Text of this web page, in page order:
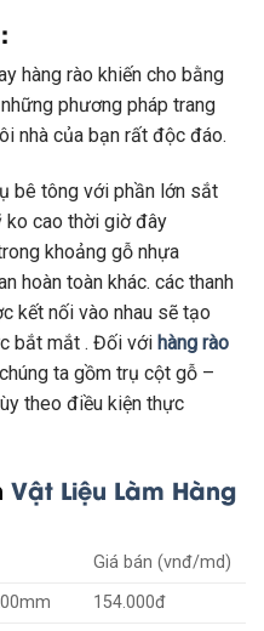
hàng rào khiến cho bằng
những phương pháp trang
nhà của bạn rất độc đáo.
bê tông với phần lớn sắt
ko cao thời giờđây
khoảng gỗ nhựa
hoàn toàn khác. các thanh
kết nối vào nhau sẽ tạo
bắt mắt . Đối với hàng rào
ta gồm trụ cột gỗ –
theo điều kiện thực
Vật Liệu Làm Hàng
Giá bán (vnđ/md)
154.000đ